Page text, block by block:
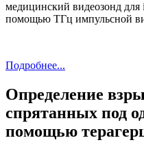
медицинский видеозонд для
помощью ТГц импульсной
Подробнее...
Определение
спрятанных под
помощью